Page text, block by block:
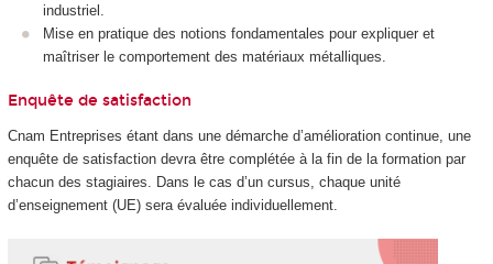
industriel.
Mise en pratique des notions fondamentales pour expliquer et
maîtriser le comportement des matériaux métalliques.
Enquête de satisfaction
Cnam Entreprises étant dans une démarche d’amélioration continue, une
enquête de satisfaction devra être complétée à la fin de la formation par
chacun des stagiaires. Dans le cas d’un cursus, chaque unité
d’enseignement (UE) sera évaluée individuellement.